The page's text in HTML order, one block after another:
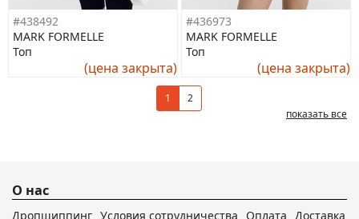
#438492
MARK FORMELLE
Топ
(цена закрыта)
#436973
MARK FORMELLE
Топ
(цена закрыта)
1
2
показать все
О нас
Дропшиппинг Условия сотрудничества Оплата Доставка